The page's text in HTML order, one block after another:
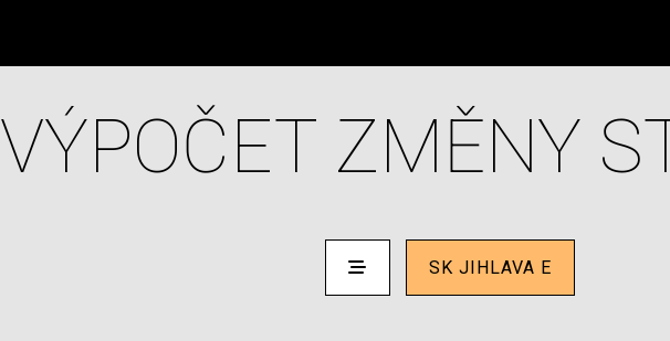
VÝPOČET ZMĚNY
SK JIHLAVA E